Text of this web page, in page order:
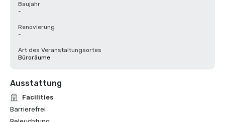
Baujahr
-
Renovierung
-
Art des Veranstaltungsortes
Büroräume
Ausstattung
Facilities
Barrierefrei